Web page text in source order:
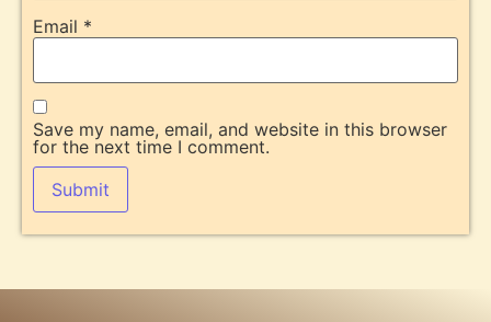
Email *
Save my name, email, and website in this browser
for the next time I comment.